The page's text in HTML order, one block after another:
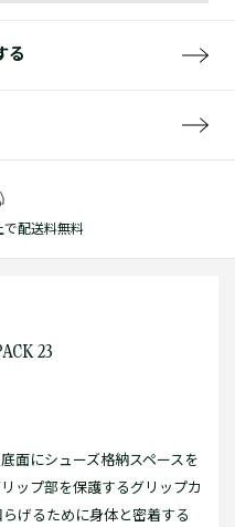
る
で配送料無料
23
面にシューズ格納スペースを
ップ部を保護するグリップカ
げるために身体と密着する